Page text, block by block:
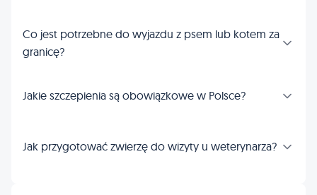
Co jest potrzebne do wyjazdu z psem lub kotem za
granicę?
Jakie szczepienia są obowiązkowe w Polsce?
Jak przygotować zwierzę do wizyty u weterynarza?